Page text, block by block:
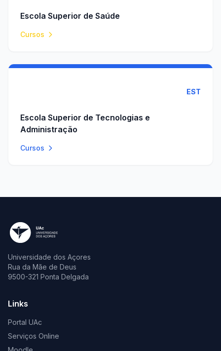
Escola Superior de Saúde
Cursos
EST
Escola Superior de Tecnologias e
Administração
Cursos
Universidade dos Açores
Rua da Mãe de Deus
9500-321 Ponta Delgada
Links
Portal UAc
Serviços Online